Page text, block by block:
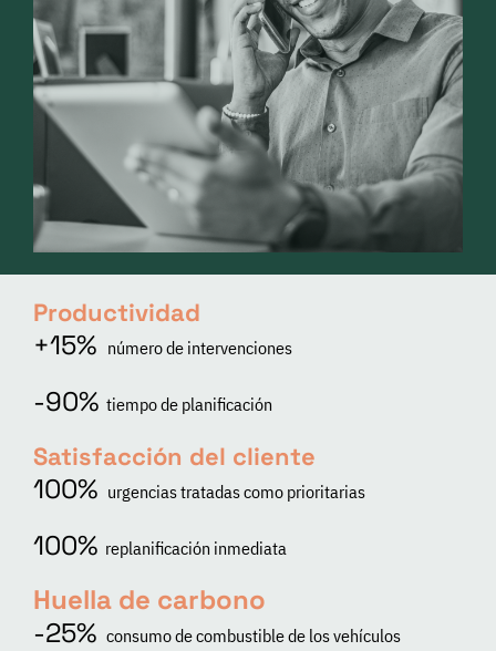
Productividad
+15% número de intervenciones
-90% tiempo de planificación
Satisfacción del cliente
100% urgencias tratadas como prioritarias
100% replanificación inmediata
Huella de carbono
-25% consumo de combustible de los vehículos